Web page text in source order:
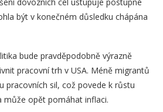
dovozních cel ustupuje postupné
být v konečném důsledku chápána
bude pravděpodobně výrazně
pracovní trh v USA. Méně migrantů
pracovních sil, což povede k růstu
může opět pomáhat inflaci.